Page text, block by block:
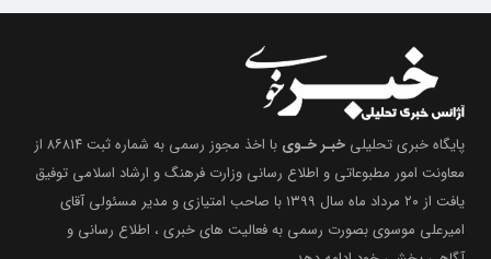
پایگاه خبری تحلیلی خبـر خـوی
با اخذ مجوز رسمی به شماره ثبت ۸۶۸۱۴ از
معاونت امور مطبوعاتی و اطلاع رسانی وزارت فرهنگ و ارشاد اسلامی توفیق
یافت از ۲۰ مرداد ماه سال ۱۳۹۹ با صاحب امتیازی و مدیر مسئولی آقای
امیرعلی موسوی بصورت رسمی به فعالیت های خبری ، اطلاع رسانی و